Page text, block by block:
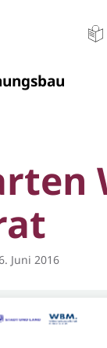
Juni 2016